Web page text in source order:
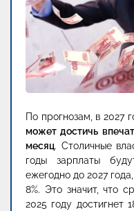
По прогнозам, в 2027
может достичь
месяц. Столичные
годы зарплаты
ежегодно до 2027
8%. Это значит, что
2025 году достигнет